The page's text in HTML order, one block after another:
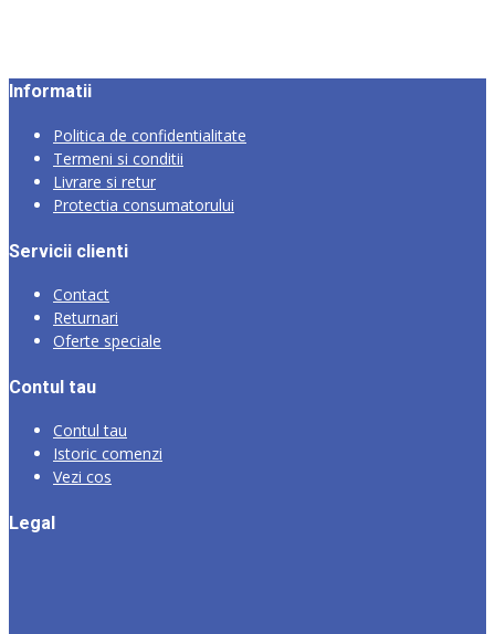
Informatii
Politica de confidentialitate
Termeni si conditii
Livrare si retur
Protectia consumatorului
Servicii clienti
Contact
Returnari
Oferte speciale
Contul tau
Contul tau
Istoric comenzi
Vezi cos
Legal